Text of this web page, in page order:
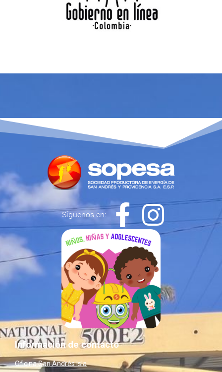
Síguenos en:
Información de contacto
Oficina San Andrés Isla